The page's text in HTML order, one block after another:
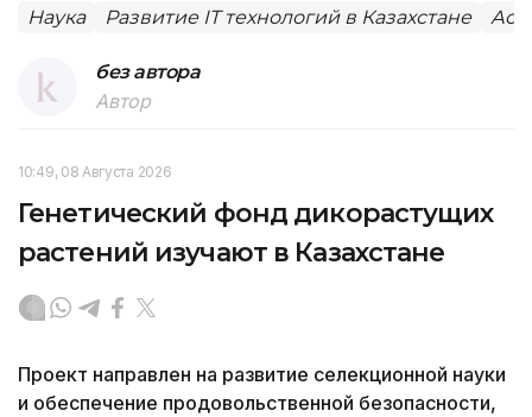
Наука Развитие IT технологий в Казахстане
без автора
Автор
10:49, 08 Августа 2026
Генетический фонд дикорастущих
растений изучают в Казахстане
Проект направлен на развитие селекционной науки
и обеспечение продовольственной безопасности,